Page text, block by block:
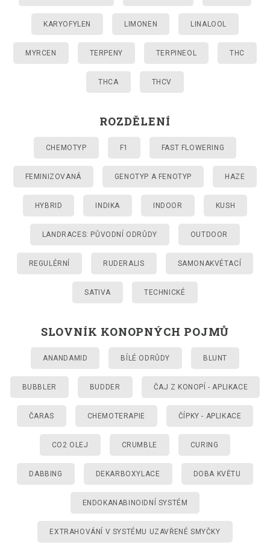
KARYOFYLEN LIMONEN LINALOOL
MYRCEN TERPENY TERPINEOL THC
THCA THCV
ROZDĚLENÍ
CHEMOTYP F1 FAST FLOWERING
FEMINIZOVANÁ GENOTYP A FENOTYP HAZE
HYBRID INDIKA INDOOR KUSH
LANDRACES: PŮVODNÍ ODRŮDY OUTDOOR
REGULÉRNÍ RUDERALIS SAMONAKVÉTACÍ
SATIVA TECHNICKÉ
SLOVNÍK KONOPNÝCH POJMŮ
ANANDAMID BÍLÉ ODRŮDY BLUNT
BUBBLER BUDDER ČAJ Z KONOPÍ - APLIKACE
ČARAS CHEMOTERAPIE ČÍPKY - APLIKACE
CO2 OLEJ CRUMBLE CURING
DABBING DEKARBOXYLACE DOBA KVĚTU
ENDOKANABINOIDNÍ SYSTÉM
EXTRAHOVÁNÍ V SYSTÉMU UZAVŘENÉ SMYČKY